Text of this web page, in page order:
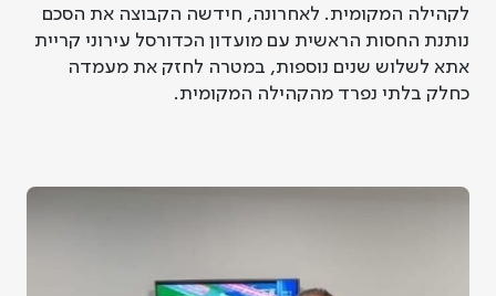
לקהילה המקומית. לאחרונה, חידשה הקבוצה את הסכם
נותנת החסות הראשית עם מועדון הכדורסל עירוני קריית
אתא לשלוש שנים נוספות, במטרה לחזק את מעמדה
כחלק בלתי נפרד מהקהילה המקומית.